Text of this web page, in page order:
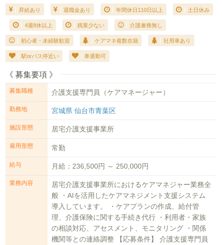
昇給あり 退職金あり 年間休日110日以上 土日休み
4週8休以上 残業少ない 介護兼務無し
初心者・未経験歓迎 ケアマネ複数在籍 社用車あり
駅orバス停近い 車通勤可
《 募集要項 》
募集職種 介護支援専門員（ケアマネージャー）
勤務地 宮城県 仙台市青葉区
施設形態 居宅介護支援事業所
雇用形態 常勤
給与 月給：236,500円 ～ 250,000円
業務内容
居宅介護支援事業所におけるケアマネジャー業務全
般 ・AIを活用したケアマネジメント支援システム
導入しています。 ・ケアプランの作成、給付管
理、介護保険に関する手続き代行 ・利用者・家族
の相談対応、アセスメント、モニタリング ・関係
機関等との連絡調整 【応募条件】 介護支援専門員